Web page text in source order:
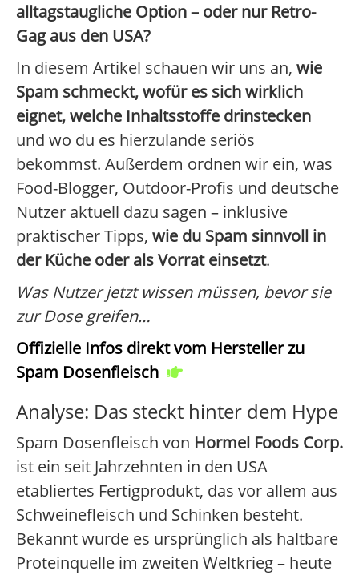
alltagstaugliche Option – oder nur Retro-
Gag aus den USA?
In diesem Artikel schauen wir uns an, wie
Spam schmeckt, wofür es sich wirklich
eignet, welche Inhaltsstoffe drinstecken
und wo du es hierzulande seriös
bekommst. Außerdem ordnen wir ein, was
Food-Blogger, Outdoor-Profis und deutsche
Nutzer aktuell dazu sagen – inklusive
praktischer Tipps, wie du Spam sinnvoll in
der Küche oder als Vorrat einsetzt.
Was Nutzer jetzt wissen müssen, bevor sie
zur Dose greifen…
Offizielle Infos direkt vom Hersteller zu
Spam Dosenfleisch
Analyse: Das steckt hinter dem Hype
Spam Dosenfleisch von Hormel Foods Corp.
ist ein seit Jahrzehnten in den USA
etabliertes Fertigprodukt, das vor allem aus
Schweinefleisch und Schinken besteht.
Bekannt wurde es ursprünglich als haltbare
Proteinquelle im zweiten Weltkrieg – heute